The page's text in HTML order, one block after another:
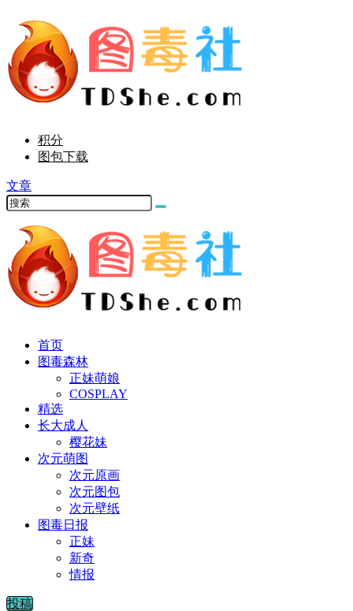
积分
图包下载
文章
首页
图毒森林
正妹萌娘
COSPLAY
精选
长大成人
樱花妹
次元萌图
次元原画
次元图包
次元壁纸
图毒日报
正妹
新奇
情报
投稿